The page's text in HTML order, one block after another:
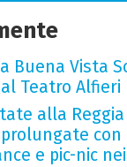
Buena Vista
Teatro Alfieri
alla
con
e pic-nic